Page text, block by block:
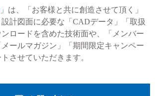
」は、「お客様と共に創造させて頂く」
計図面に必要な「CADデータ」「取扱
ロードを含めた技術面や、「メンバー
ールマガジン」「期間限定キャンペー
させていただきます。